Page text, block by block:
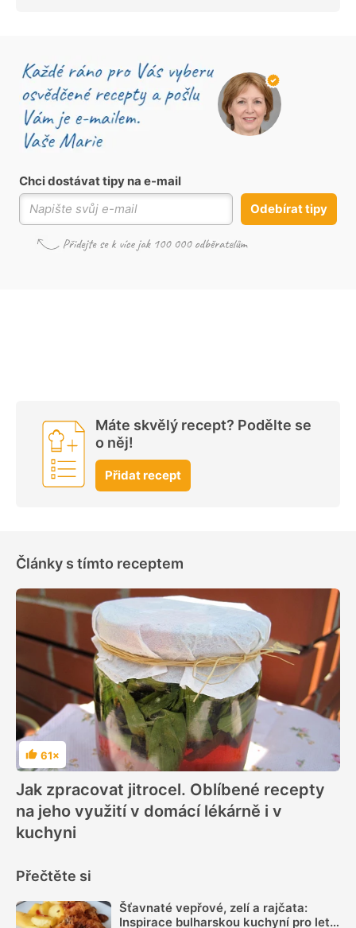
Chci dostávat tipy na e-mail
Odebírat tipy
Máte skvělý recept? Podělte se
o něj!
Přidat recept
Články s tímto receptem
Hodnocení
61×
Jak zpracovat jitrocel. Oblíbené recepty
na jeho využití v domácí lékárně i v
kuchyni
Přečtěte si
Šťavnaté vepřové, zelí a rajčata:
Inspirace bulharskou kuchyní pro letní